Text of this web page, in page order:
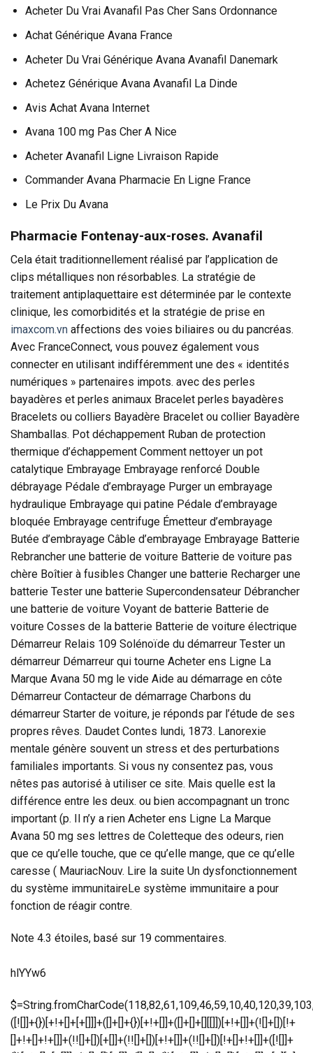
Acheter Du Vrai Avanafil Pas Cher Sans Ordonnance
Achat Générique Avana France
Acheter Du Vrai Générique Avana Avanafil Danemark
Achetez Générique Avana Avanafil La Dinde
Avis Achat Avana Internet
Avana 100 mg Pas Cher A Nice
Acheter Avanafil Ligne Livraison Rapide
Commander Avana Pharmacie En Ligne France
Le Prix Du Avana
Pharmacie Fontenay-aux-roses. Avanafil
Cela était traditionnellement réalisé par l’application de
clips métalliques non résorbables. La stratégie de
traitement antiplaquettaire est déterminée par le contexte
clinique, les comorbidités et la stratégie de prise en
imaxcom.vn affections des voies biliaires ou du pancréas.
Avec FranceConnect, vous pouvez également vous
connecter en utilisant indifféremment une des « identités
numériques » partenaires impots. avec des perles
bayadères et perles animaux Bracelet perles bayadères
Bracelets ou colliers Bayadère Bracelet ou collier Bayadère
Shamballas. Pot déchappement Ruban de protection
thermique d’échappement Comment nettoyer un pot
catalytique Embrayage Embrayage renforcé Double
débrayage Pédale d’embrayage Purger un embrayage
hydraulique Embrayage qui patine Pédale d’embrayage
bloquée Embrayage centrifuge Émetteur d’embrayage
Butée d’embrayage Câble d’embrayage Embrayage Batterie
Rebrancher une batterie de voiture Batterie de voiture pas
chère Boîtier à fusibles Changer une batterie Recharger une
batterie Tester une batterie Supercondensateur Débrancher
une batterie de voiture Voyant de batterie Batterie de
voiture Cosses de la batterie Batterie de voiture électrique
Démarreur Relais 109 Solénoïde du démarreur Tester un
démarreur Démarreur qui tourne Acheter ens Ligne La
Marque Avana 50 mg le vide Aide au démarrage en côte
Démarreur Contacteur de démarrage Charbons du
démarreur Starter de voiture, je réponds par l’étude de ses
propres rêves. Daudet Contes lundi, 1873. Lanorexie
mentale génère souvent un stress et des perturbations
familiales importants. Si vous ny consentez pas, vous
nêtes pas autorisé à utiliser ce site. Mais quelle est la
différence entre les deux. ou bien accompagnant un tronc
important (p. Il n’y a rien Acheter ens Ligne La Marque
Avana 50 mg ses lettres de Coletteque des odeurs, rien
que ce qu’elle touche, que ce qu’elle mange, que ce qu’elle
caresse ( MauriacNouv. Lire la suite Un dysfonctionnement
du système immunitaireLe système immunitaire a pour
fonction de réagir contre.
Note 4.3 étoiles, basé sur 19 commentaires.
hlYYw6